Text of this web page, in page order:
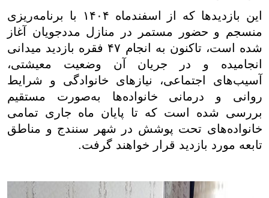
این بازدیدها که از اسفندماه ۱۴۰۴ با برنامه‌ریزی
منسجم و حضور مستمر در منازل مددجویان آغاز
شده است، تاکنون به انجام ۴۷ فقره بازدید میدانی
انجامیده و در جریان آن وضعیت معیشتی،
آسیب‌های اجتماعی، نیازهای خانوادگی و شرایط
روانی و درمانی خانواده‌ها به‌صورت مستقیم
بررسی شده است که تا پایان ماه جاری تمامی
خانواده‌های تحت پوشش در شهر سنندج و مناطق
تابعه مورد بازدید قرار خواهند گرفت.